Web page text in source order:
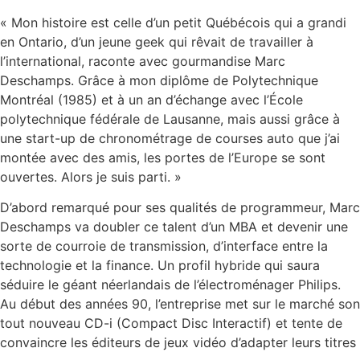
« Mon histoire est celle d’un petit Québécois qui a grandi
en Ontario, d’un jeune geek qui rêvait de travailler à
l’international, raconte avec gourmandise Marc
Deschamps. Grâce à mon diplôme de Polytechnique
Montréal (1985) et à un an d’échange avec l’École
polytechnique fédérale de Lausanne, mais aussi grâce à
une start-up de chronométrage de courses auto que j’ai
montée avec des amis, les portes de l’Europe se sont
ouvertes. Alors je suis parti. »
D’abord remarqué pour ses qualités de programmeur, Marc
Deschamps va doubler ce talent d’un MBA et devenir une
sorte de courroie de transmission, d’interface entre la
technologie et la finance. Un profil hybride qui saura
séduire le géant néerlandais de l’électroménager Philips.
Au début des années 90, l’entreprise met sur le marché son
tout nouveau CD-i (Compact Disc Interactif) et tente de
convaincre les éditeurs de jeux vidéo d’adapter leurs titres